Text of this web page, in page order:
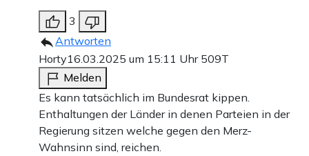
3
Antworten
Horty16.03.2025 um 15:11 Uhr 509T
Melden
Es kann tatsächlich im Bundesrat kippen.
Enthaltungen der Länder in denen Parteien in der
Regierung sitzen welche gegen den Merz-
Wahnsinn sind, reichen.